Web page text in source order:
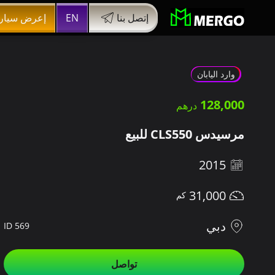
إعرض EN إتصل بنا
وارد اليابان
128,000
مرسيدس CLS550 للبيع
2015
31,000
دبي
ID 569
تواصل